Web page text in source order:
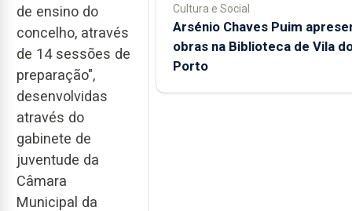
de ensino do
concelho, através
de 14 sessões de
preparação",
desenvolvidas
através do
gabinete de
juventude da
Câmara
Municipal da
Cultura e Social
Arsénio Chaves Puim
obras na Biblioteca de Vila
Porto